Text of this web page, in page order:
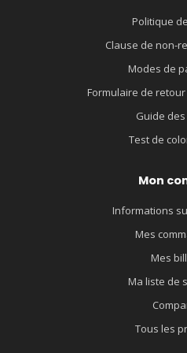
Politique
Clause de non-
Modes de
Formulaire de
Guide
Test de
Mon
Informations
Mes
Mes
Ma liste de
Tous les